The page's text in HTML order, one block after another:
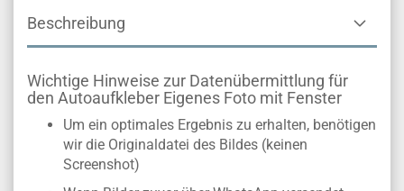
Beschreibung
Wichtige Hinweise zur Datenübermittlung für
den Autoaufkleber Eigenes Foto mit Fenster
Um ein optimales Ergebnis zu erhalten, benötigen
wir die Originaldatei des Bildes (keinen
Screenshot)